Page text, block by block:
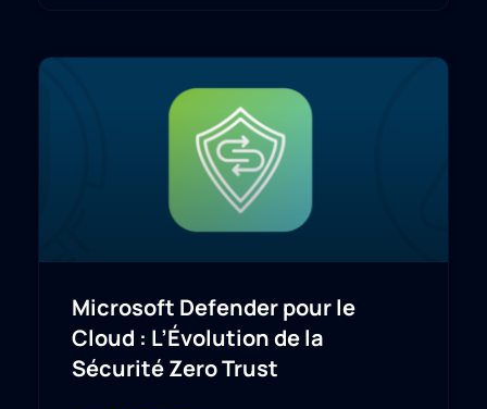
Microsoft Defender pour le
Cloud : L’Évolution de la
Sécurité Zero Trust